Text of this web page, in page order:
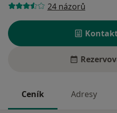
24 názorů
Ceník Adresy